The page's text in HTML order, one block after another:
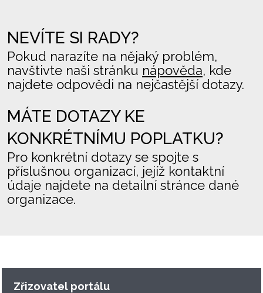
NEVÍTE SI RADY?
Pokud narazíte na nějaký problém,
navštivte naši stránku nápověda, kde
najdete odpovědi na nejčastější dotazy.
MÁTE DOTAZY KE
KONKRÉTNÍMU POPLATKU?
Pro konkrétní dotazy se spojte s
příslušnou organizací, jejíž kontaktní
údaje najdete na detailní stránce dané
organizace.
Zřizovatel portálu